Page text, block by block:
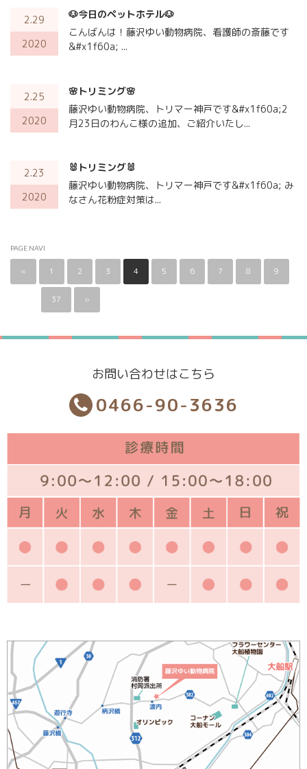
2.29
2020
🐶今日のペットホテル🐶
こんばんは！藤沢ゆい動物病院、看護師の斎藤です
&#x1f60a; ...
2.25
2020
🌸トリミング🌸
藤沢ゆい動物病院、トリマー神戸です&#x1f60a;2
月23日のわんこ様の追加、ご紹介いたし...
2.23
2020
🐰トリミング🐰
藤沢ゆい動物病院、トリマー神戸です&#x1f60a; み
なさん花粉症対策は...
PAGE NAVI
« 1 2 3 4 5 6 7 8 9
37 »
お問い合わせはこちら
0466-90-3636